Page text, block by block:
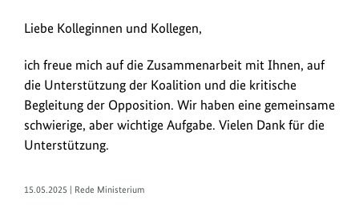
Liebe Kolleginnen und Kollegen,
ich freue mich auf die Zusammenarbeit mit Ihnen, auf
die Unterstützung der Koalition und die kritische
Begleitung der Opposition. Wir haben eine gemeinsame
schwierige, aber wichtige Aufgabe. Vielen Dank für die
Unterstützung.
15.05.2025 | Rede Ministerium